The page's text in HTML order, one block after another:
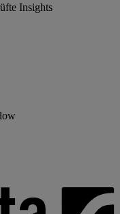
Insights